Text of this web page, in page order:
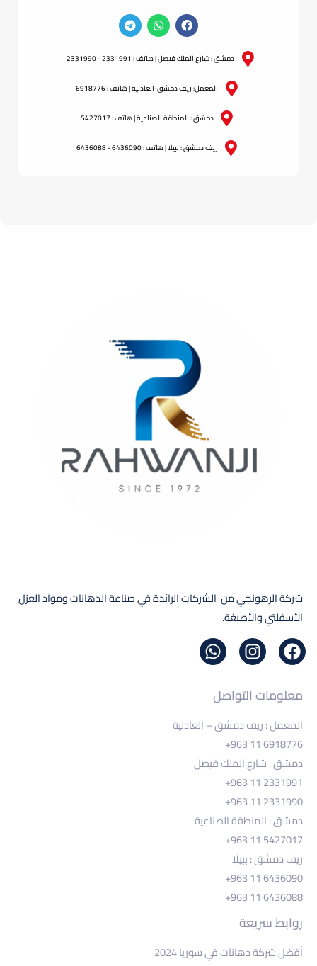
دمشق : شارع الملك فيصل | هاتف : 2331991 - 2331990
المعمل: ريف دمشق-العادلية | هاتف : 6918776
دمشق : المنطقة الصناعية | هاتف : 5427017
ريف دمشق : ببيلا | هاتف : 6436090 - 6436088
شركة الرهونجي من الشركات الرائدة في صناعة الدهانات ومواد العزل
الأسفلتي والأصبغة.
معلومات التواصل
المعمل : ريف دمشق – العادلية
+963 11 6918776
دمشق : شارع الملك فيصل
+963 11 2331991
+963 11 2331990
دمشق : المنطقة الصناعية
+963 11 5427017
ريف دمشق : ببيلا
+963 11 6436090
+963 11 6436088
روابط سريعة
أفضل شركة دهانات في سوريا 2024